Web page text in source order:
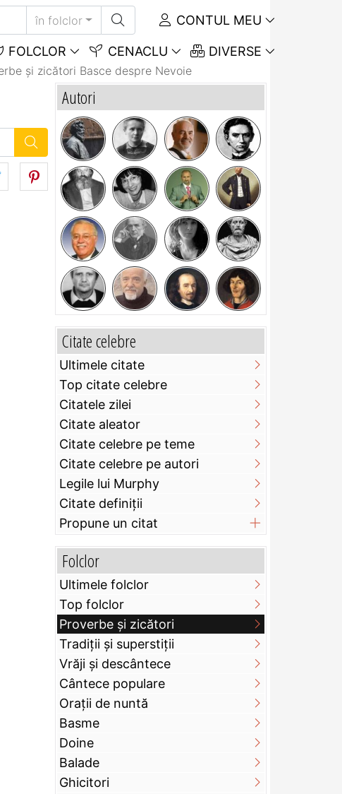
în folclor CONTUL MEU
FOLCLOR CENACLU DIVERSE
și zicători Basce despre Nevoie
Autori
Citate celebre
Ultimele citate
Top citate celebre
Citatele zilei
Citate aleator
Citate celebre pe teme
Citate celebre pe autori
Legile lui Murphy
Citate definiţii
Propune un citat
Folclor
Ultimele folclor
Top folclor
Proverbe și zicători
Tradiții și superstiții
Vrăji și descântece
Cântece populare
Orații de nuntă
Basme
Doine
Balade
Ghicitori